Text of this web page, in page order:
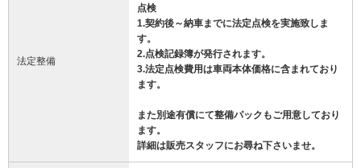
法定整備
点検
1.契約後～納車までに法定点検を実施致しま
す。
2.点検記録簿が発行されます。
3.法定点検費用は車両本体価格に含まれており
ます。
また別途有償にて整備パックもご用意しており
ます。
詳細は販売スタッフにお尋ね下さいませ。